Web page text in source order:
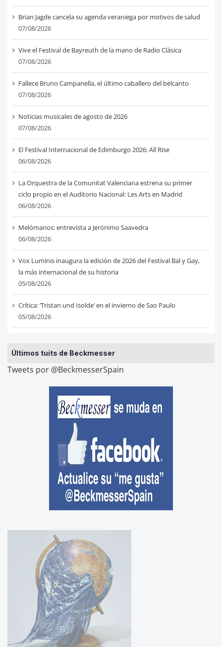
Brian Jagde cancela su agenda veraniega por motivos de salud
07/08/2026
Vive el Festival de Bayreuth de la mano de Radio Clásica
07/08/2026
Fallece Bruno Campanella, el último caballero del belcanto
07/08/2026
Noticias musicales de agosto de 2026
07/08/2026
El Festival Internacional de Edimburgo 2026: All Rise
06/08/2026
La Orquestra de la Comunitat Valenciana estrena su primer
ciclo propio en el Auditorio Nacional: Les Arts en Madrid
06/08/2026
Melómanos: entrevista a Jerónimo Saavedra
06/08/2026
Vox Luminis inaugura la edición de 2026 del Festival Bal y Gay,
la más internacional de su historia
05/08/2026
Crítica: ‘Tristan und Isolde’ en el invierno de Sao Paulo
05/08/2026
Últimos tuits de Beckmesser
Tweets por @BeckmesserSpain